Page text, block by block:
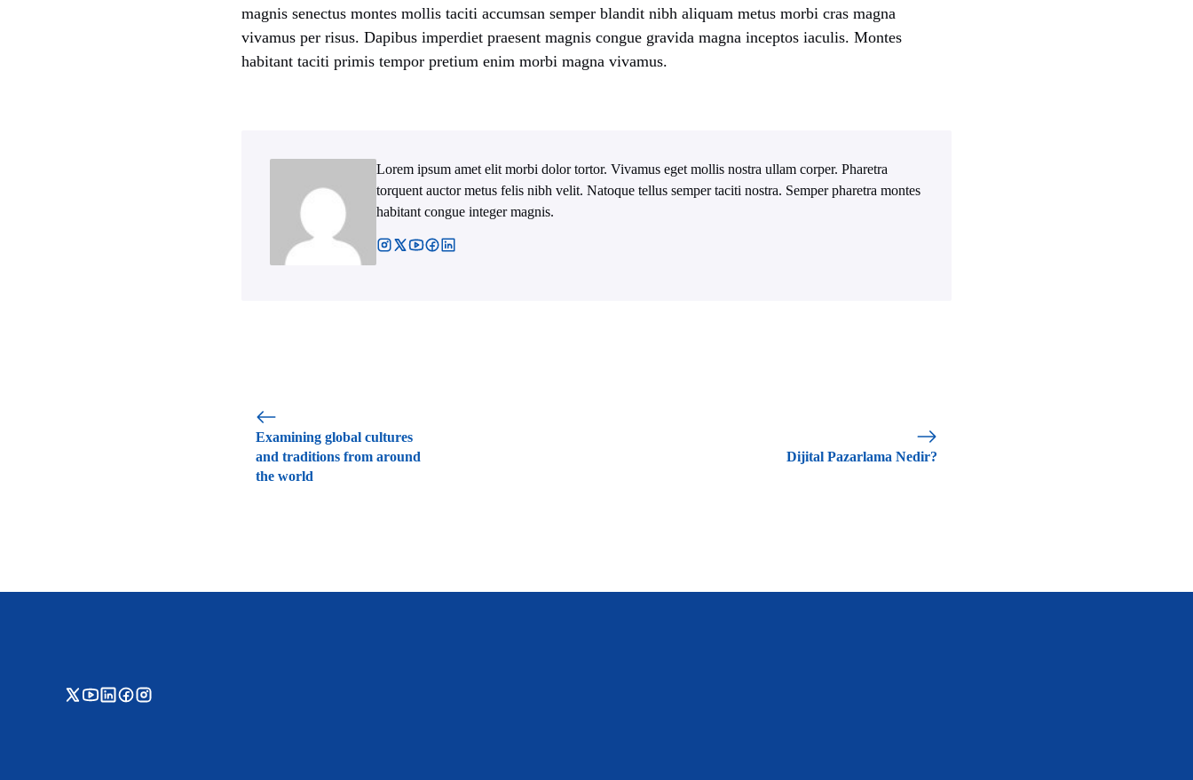
magnis senectus montes mollis taciti accumsan semper blandit nibh aliquam metus morbi cras magna
vivamus per risus. Dapibus imperdiet praesent magnis congue gravida magna inceptos iaculis. Montes
habitant taciti primis tempor pretium enim morbi magna vivamus.
Lorem ipsum amet elit morbi dolor tortor. Vivamus eget mollis nostra ullam corper. Pharetra
torquent auctor metus felis nibh velit. Natoque tellus semper taciti nostra. Semper pharetra montes
habitant congue integer magnis.
Examining global cultures
and traditions from around
the world
Dijital Pazarlama Nedir?